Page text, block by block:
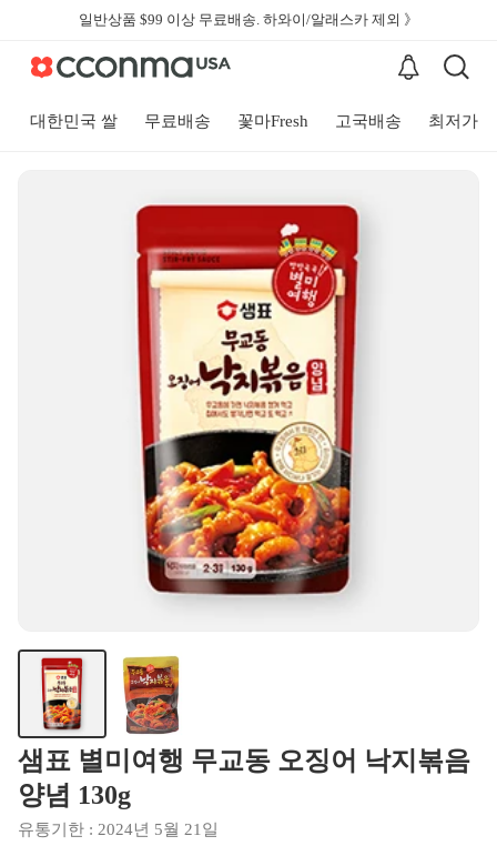
일반상품 $99 이상 무료배송. 하와이/알래스카 제외 》
대한민국 쌀 무료배송 꽃마Fresh 고국배송 최저가
샘표 별미여행 무교동 오징어 낙지볶음
양념 130g
유통기한 : 2024년 5월 21일